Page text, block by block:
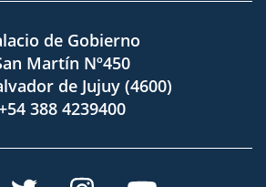
de Gobierno
Martín Nº450
de Jujuy (4600)
388 4239400